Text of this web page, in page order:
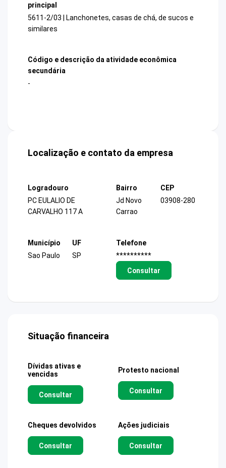
principal
5611-2/03 | Lanchonetes, casas de chá, de sucos e
similares
Código e descrição da atividade econômica
secundária
-
Localização e contato da empresa
Logradouro
PC EULALIO DE
CARVALHO 117 A
Bairro
Jd Novo
Carrao
CEP
03908-280
Município
Sao Paulo
UF
SP
Telefone
**********
Consultar
Situação financeira
Dívidas ativas e
vencidas
Consultar
Protesto nacional
Consultar
Cheques devolvidos
Consultar
Ações judiciais
Consultar